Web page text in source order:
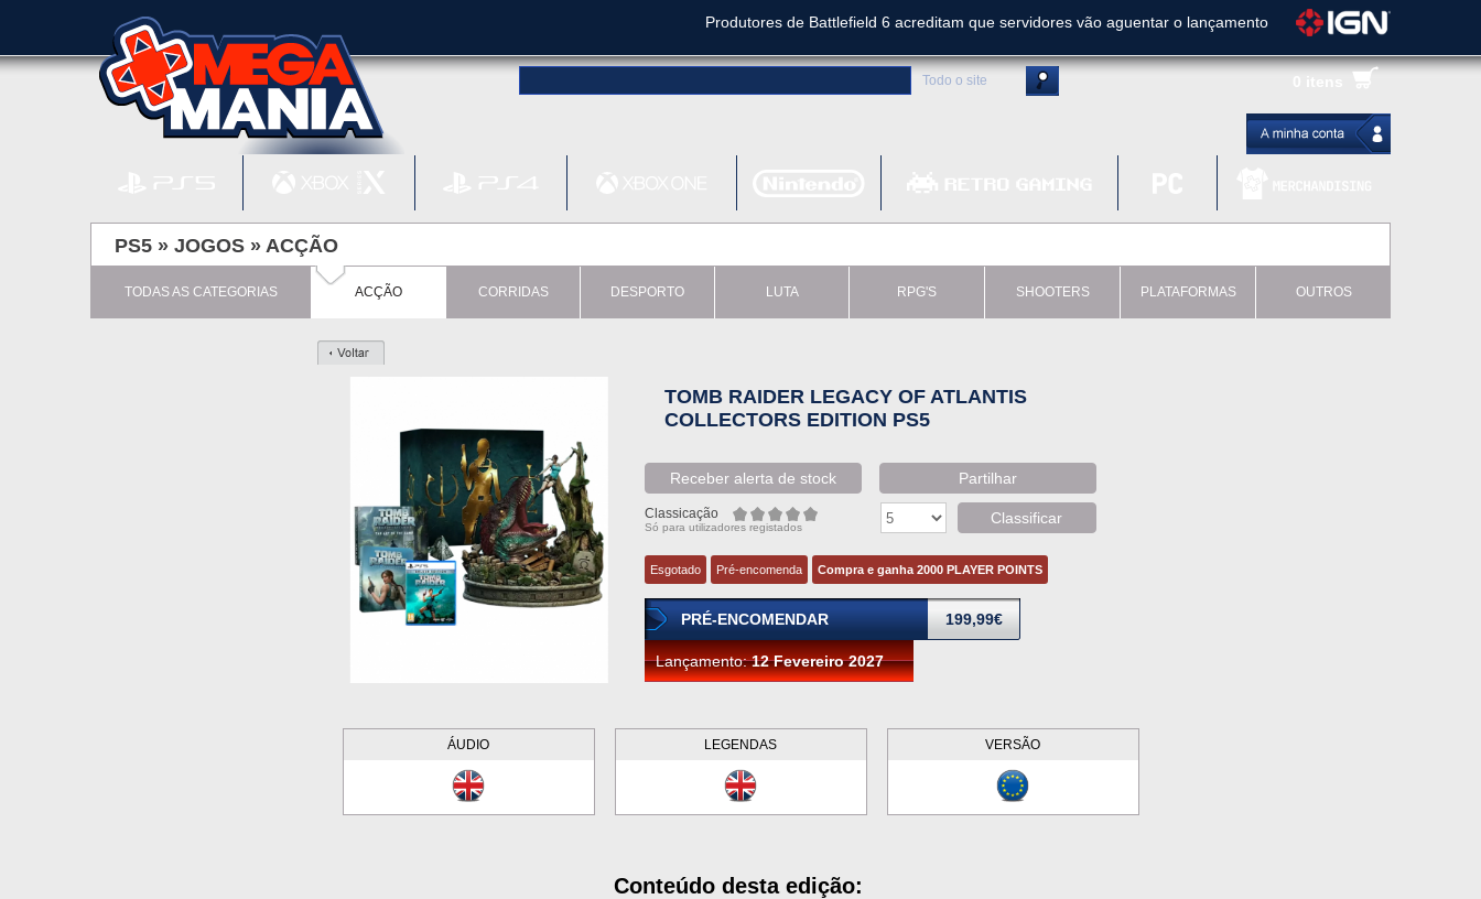
Produtores de Battlefield 6 acreditam que servidores vão aguentar o lançamento
Clair Obscur: Expedition 33 já vendeu 5 milhões de cópias e vai receber novo conteúdo
Ghost of Yotei - Análise
Metal Gear Solid Delta: Snake Eater - Análise
Todo o site
PS5 » JOGOS » ACÇÃO
TODAS AS CATEGORIAS ACÇÃO CORRIDAS DESPORTO LUTA RPG'S SHOOTERS PLATAFORMAS OUTROS
TOMB RAIDER LEGACY OF ATLANTIS
COLLECTORS EDITION PS5
Receber alerta de stock Partilhar
Classicação
Só para utilizadores registados
Classificar
Esgotado Pré-encomenda Compra e ganha 2000 PLAYER POINTS
PRÉ-ENCOMENDAR 199,99€
Lançamento:12 Fevereiro 2027
ÁUDIO LEGENDAS VERSÃO
Conteúdo desta edição: